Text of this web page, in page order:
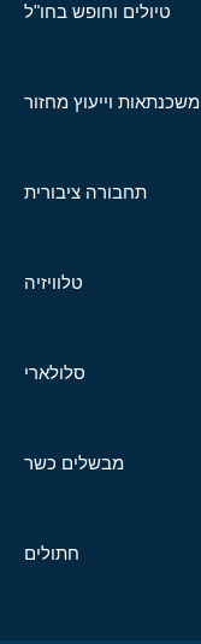
טיולים וחופש בחו"ל
משכנתאות וייעוץ מחזור
תחבורה ציבורית
טלוויזיה
סלולארי
מבשלים כשר
חתולים